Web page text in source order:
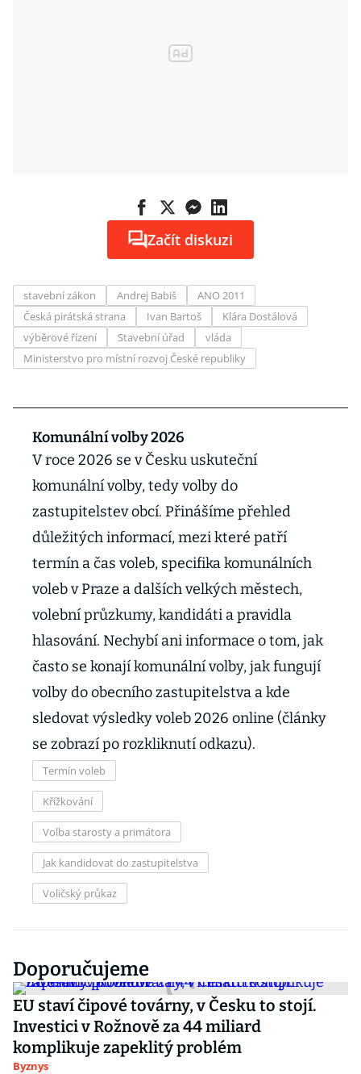
Začít diskuzi
stavební zákon Andrej Babiš
ANO 2011
Česká pirátská strana
Ivan Bartoš
Klára Dostálová
výběrové řízení
Stavební úřad
vláda
Ministerstvo pro místní rozvoj České republiky
Komunální volby 2026
V roce 2026 se v Česku uskuteční
komunální volby, tedy volby do
zastupitelstev obcí. Přinášíme přehled
důležitých informací, mezi které patří
termín a čas voleb, specifika komunálních
voleb v Praze a dalších velkých městech,
volební průzkumy, kandidáti a pravidla
hlasování. Nechybí ani informace o tom, jak
často se konají komunální volby, jak fungují
volby do obecního zastupitelstva a kde
sledovat výsledky voleb 2026 online (články
se zobrazí po rozkliknutí odkazu).
Termín voleb
Křížkování
Volba starosty a primátora
Jak kandidovat do zastupitelstva
Voličský průkaz
Doporučujeme
EU staví čipové továrny, v Česku to stojí.
Investici v Rožnově za 44 miliard
komplikuje zapeklitý problém
Byznys